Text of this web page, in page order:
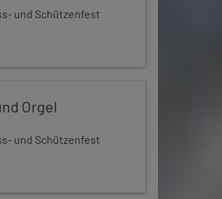
und Schützenfest
Orgel
und Schützenfest